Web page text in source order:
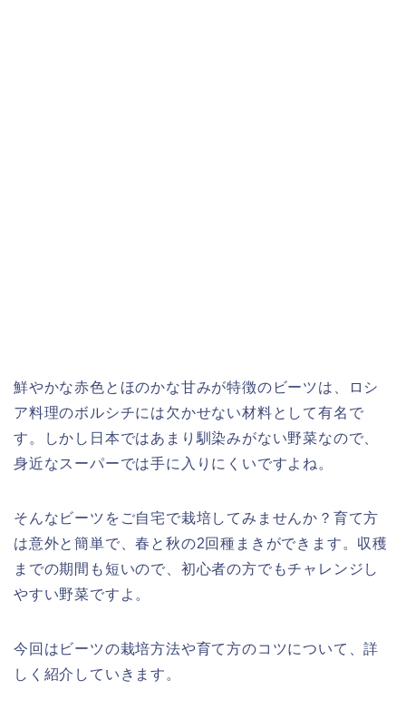
鮮やかな赤色とほのかな甘みが特徴のビーツは、ロシ
ア料理のボルシチには欠かせない材料として有名で
す。しかし日本ではあまり馴染みがない野菜なので、
身近なスーパーでは手に入りにくいですよね。
そんなビーツをご自宅で栽培してみませんか？育て方
は意外と簡単で、春と秋の2回種まきができます。収穫
までの期間も短いので、初心者の方でもチャレンジし
やすい野菜ですよ。
今回はビーツの栽培方法や育て方のコツについて、詳
しく紹介していきます。